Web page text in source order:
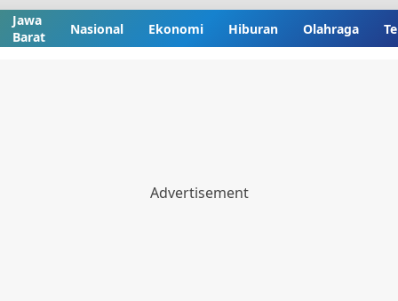
Jawa
Barat
Nasional Ekonomi Hiburan Olahraga